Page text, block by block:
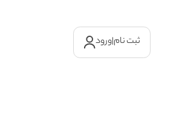
ثبت نام|ورود